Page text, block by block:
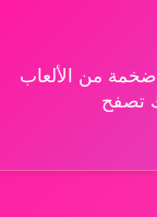
من الألعاب
تصفح